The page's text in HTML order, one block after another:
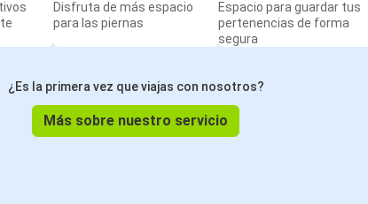
Disfruta de más espacio
para las piernas
Espacio para guardar tus
pertenencias de forma
segura
¿Es la primera vez que viajas con nosotros?
Más sobre nuestro servicio